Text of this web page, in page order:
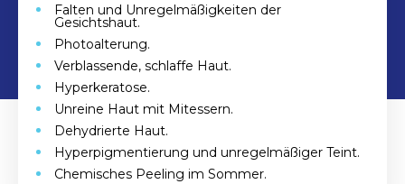
Falten und Unregelmäßigkeiten der
Gesichtshaut.
Photoalterung.
Verblassende, schlaffe Haut.
Hyperkeratose.
Unreine Haut mit Mitessern.
Dehydrierte Haut.
Hyperpigmentierung und unregelmäßiger Teint.
Chemisches Peeling im Sommer.